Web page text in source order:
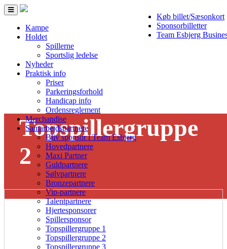
Køb billet/Sæsonkort
Sponsorbilletter
Team Esbjerg
Toggle
navigation
Kampe
Holdet
Spillerne
Sportslig ledelse
Nyheder
Praktisk info
Priser
Parkeringsforhold
Handicap info
Ordensreglement
Merchandise
Samarbejdspartnere
Bliv sponsor i Team Esbjerg
Hovedpartnere
Maxi Partner
Guldpartnere
Sølvpartnere
Bronzepartnere
Vip-partnere
Talentpartnere
Hjertesponsorer
Spillersponsor
Topspillergruppe 1
Topspillergruppe 2
Topspillergruppe 3
Topspillergruppe
2
Sponsorer i team esbjerg